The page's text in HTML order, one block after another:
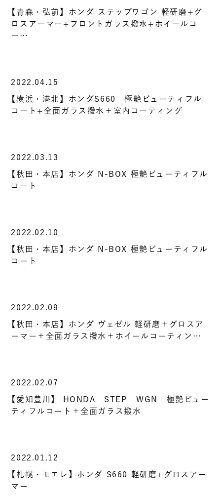
【青森・弘前】ホンダ ステップワゴン 軽研磨+グ
ロスアーマー+フロントガラス撥水+ホイールコ
ー…
2022.04.15
【横浜・港北】ホンダS660 極艶ビューティフル
コート+全面ガラス撥水＋室内コーティング
2022.03.13
【秋田・本店】ホンダ N-BOX 極艶ビューティフル
コート
2022.02.10
【秋田・本店】ホンダ N-BOX 極艶ビューティフル
コート
2022.02.09
【秋田・本店】ホンダ ヴェゼル 軽研磨＋グロスア
ーマー＋全面ガラス撥水＋ホイールコーティン…
2022.02.07
【愛知豊川】 HONDA STEP WGN 極艶ビュー
ティフルコート＋全面ガラス撥水
2022.01.12
【札幌・モエレ】ホンダ S660 軽研磨+グロスアー
マー